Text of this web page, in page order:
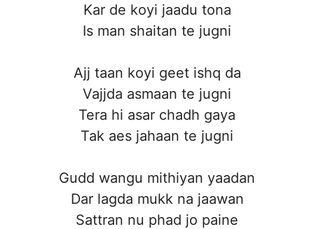
Kar de koyi jaadu tona
Is man shaitan te jugni
Ajj taan koyi geet ishq da
Vajjda asmaan te jugni
Tera hi asar chadh gaya
Tak aes jahaan te jugni
Gudd wangu mithiyan yaadan
Dar lagda mukk na jaawan
Sattran nu phad jo paine